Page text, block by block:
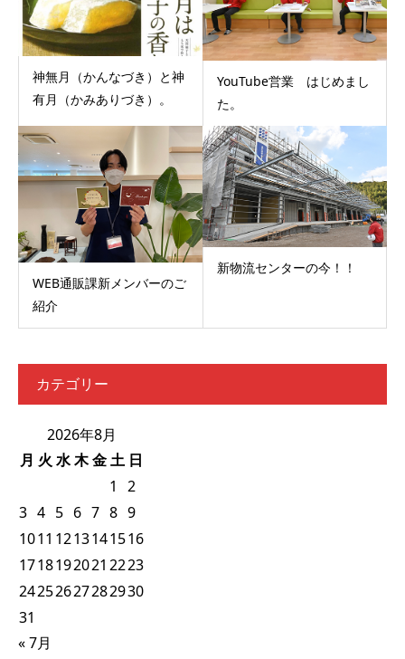
神無月（かんなづき）と神
有月（かみありづき）。
YouTube営業 はじめまし
た。
WEB通販課新メンバーのご
紹介
新物流センターの今！！
カテゴリー
2026年8月
月 火 水木金土 日
1
2
3 4 5 6 7 8 9
1011 1213141516
1718192021 2223
24252627282930
31
« 7月